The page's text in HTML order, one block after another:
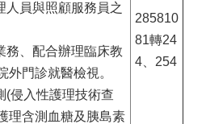
人員與照顧服務員之
務、配合辦理臨床教
外門診就醫檢視。
(侵入性護理技術查
理含測血糖及胰島素
285810
81轉24
4、254